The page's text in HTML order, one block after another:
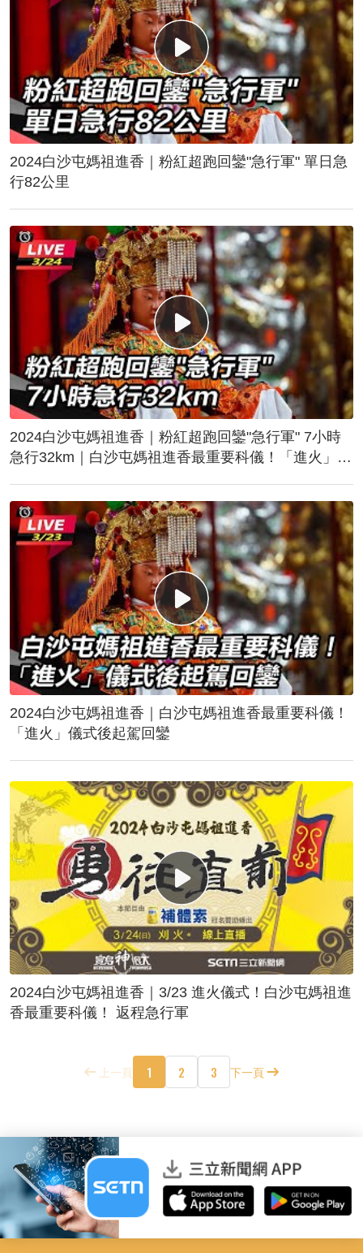
2024白沙屯媽祖進香｜粉紅超跑回鑾"急行軍" 單日急
行82公里
2024白沙屯媽祖進香｜粉紅超跑回鑾"急行軍" 7小時
急行32km｜白沙屯媽祖進香最重要科儀！「進火」儀
2024白沙屯媽祖進香｜白沙屯媽祖進香最重要科儀！
「進火」儀式後起駕回鑾
2024白沙屯媽祖進香｜3/23 進火儀式！白沙屯媽祖進
香最重要科儀！ 返程急行軍
上一頁 1 2 3 下一頁